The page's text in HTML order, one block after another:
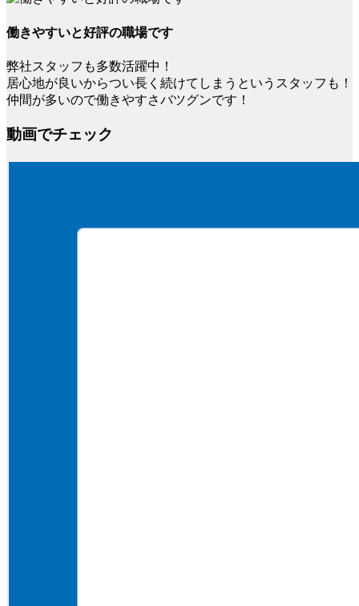
働きやすいと好評の職場です
弊社スタッフも多数活躍中！
居心地が良いからつい長く続けてしまうというスタッフも！
仲間が多いので働きやすさバツグンです！
動画でチェック